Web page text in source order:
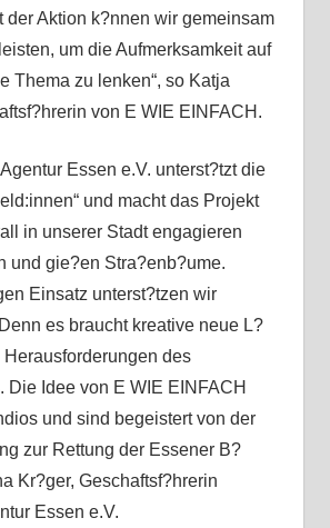
der Aktion k?nnen wir gemeinsam
um die Aufmerksamkeit auf
Thema zu lenken“, so Katja
von E WIE EINFACH.
Essen e.V. unterst?tzt die
und macht das Projekt
in unserer Stadt engagieren
und gie?en Stra?enb?ume.
Einsatz unterst?tzen wir
es braucht kreative neue L?
des
Die Idee von E WIE EINFACH
und sind begeistert von der
zur Rettung der Essener B?
Kr?ger, Geschaftsf?hrerin
Essen e.V.